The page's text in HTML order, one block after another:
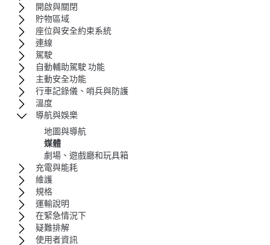
開啟與關閉
貯物區域
座位與安全約束系統
連線
駕駛
自動輔助駕駛 功能
主動安全功能
行車記錄儀、哨兵與防護
溫度
導航與娛樂
地圖與導航
媒體
劇場、遊戲廳和玩具箱
充電與能耗
維護
規格
運輸說明
在緊急情況下
疑難排解
使用者資訊